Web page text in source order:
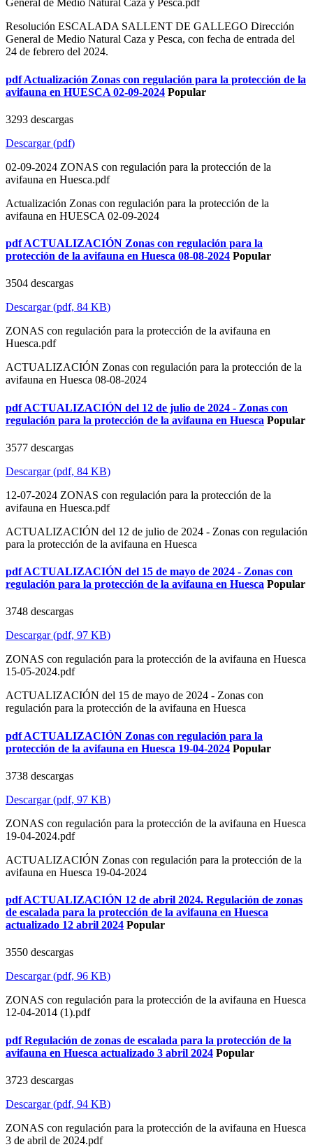
General de Medio Natural Caza y Pesca.pdf
Resolución ESCALADA SALLENT DE GALLEGO Dirección
General de Medio Natural Caza y Pesca, con fecha de entrada del
24 de febrero del 2024.
pdf Actualización Zonas con regulación para la protección de la
avifauna en HUESCA 02-09-2024 Popular
3293 descargas
Descargar(pdf)
02-09-2024 ZONAS con regulación para la protección de la
avifauna en Huesca.pdf
Actualización Zonas con regulación para la protección de la
avifauna en HUESCA 02-09-2024
pdf ACTUALIZACIÓN Zonas con regulación para la
protección de la avifauna en Huesca 08-08-2024 Popular
3504 descargas
Descargar(pdf, 84 KB)
ZONAS con regulación para la protección de la avifauna en
Huesca.pdf
ACTUALIZACIÓN Zonas con regulación para la protección de la
avifauna en Huesca 08-08-2024
pdf ACTUALIZACIÓN del 12 de julio de 2024 - Zonas con
regulación para la protección de la avifauna en Huesca Popular
3577 descargas
Descargar(pdf, 84 KB)
12-07-2024 ZONAS con regulación para la protección de la
avifauna en Huesca.pdf
ACTUALIZACIÓN del 12 de julio de 2024 - Zonas con regulación
para la protección de la avifauna en Huesca
pdf ACTUALIZACIÓN del 15 de mayo de 2024 - Zonas con
regulación para la protección de la avifauna en Huesca Popular
3748 descargas
Descargar(pdf, 97 KB)
ZONAS con regulación para la protección de la avifauna en Huesca
15-05-2024.pdf
ACTUALIZACIÓN del 15 de mayo de 2024 - Zonas con
regulación para la protección de la avifauna en Huesca
pdf ACTUALIZACIÓN Zonas con regulación para la
protección de la avifauna en Huesca 19-04-2024 Popular
3738 descargas
Descargar(pdf, 97 KB)
ZONAS con regulación para la protección de la avifauna en Huesca
19-04-2024.pdf
ACTUALIZACIÓN Zonas con regulación para la protección de la
avifauna en Huesca 19-04-2024
pdf ACTUALIZACIÓN 12 de abril 2024. Regulación de zonas
de escalada para la protección de la avifauna en Huesca
actualizado 12 abril 2024 Popular
3550 descargas
Descargar(pdf, 96 KB)
ZONAS con regulación para la protección de la avifauna en Huesca
12-04-2014 (1).pdf
pdf Regulación de zonas de escalada para la protección de la
avifauna en Huesca actualizado 3 abril 2024 Popular
3723 descargas
Descargar(pdf, 94 KB)
ZONAS con regulación para la protección de la avifauna en Huesca
3 de abril de 2024.pdf